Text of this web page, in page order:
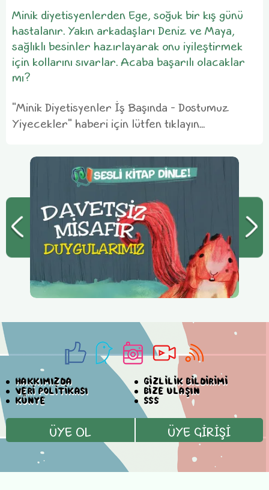
Minik diyetisyenlerden Ege, soğuk bir kış günü
hastalanır. Yakın arkadaşları Deniz ve Maya,
sağlıklı besinler hazırlayarak onu iyileştirmek
için kollarını sıvarlar. Acaba başarılı olacaklar
mı?
"Minik Diyetisyenler İş Başında - Dostumuz
Yiyecekler" haberi için lütfen tıklayın...
HAKKIMIZDA
GİZLİLİK BİLDİRİMİ
VERİ POLİTİKASI
BİZE ULAŞIN
KÜNYE
SSS
ÜYE OL ÜYE GİRİŞİ